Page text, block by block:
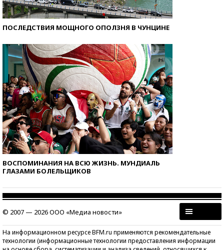
ПОСЛЕДСТВИЯ МОЩНОГО ОПОЛЗНЯ В ЧУНЦИНЕ
ВОСПОМИНАНИЯ НА ВСЮ ЖИЗНЬ. МУНДИАЛЬ
ГЛАЗАМИ БОЛЕЛЬЩИКОВ
© 2007 — 2026 ООО «Медиа новости»
На информационном ресурсе BFM.ru применяются рекомендательные
технологии (информационные технологии предоставления информации